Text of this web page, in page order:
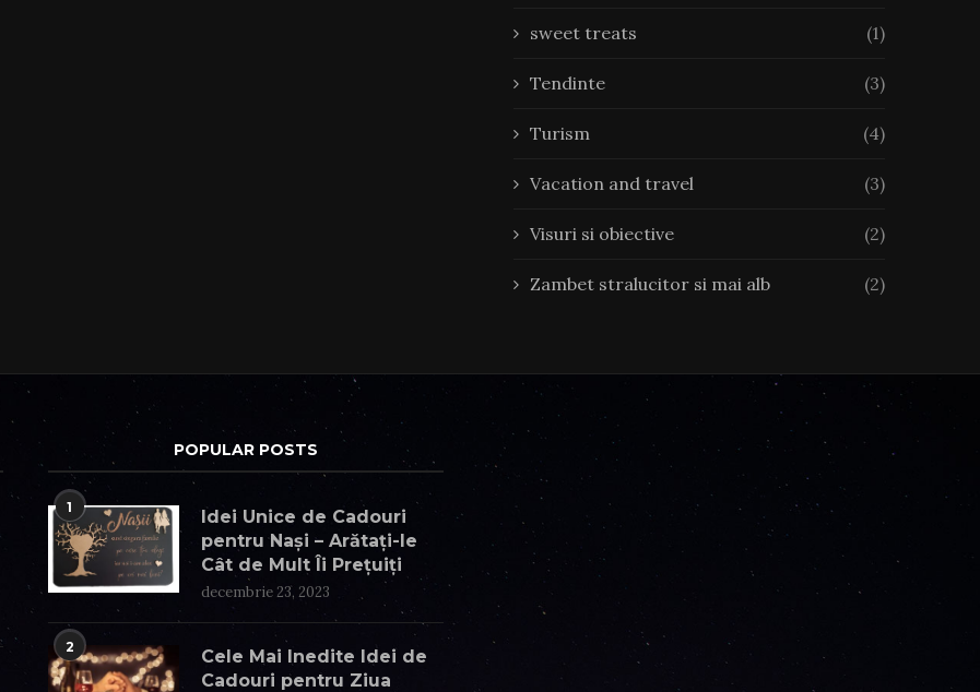
sweet treats (1)
Tendinte (3)
Turism (4)
Vacation and travel (3)
Visuri si obiective (2)
Zambet stralucitor si mai alb (2)
POPULAR POSTS
1
Idei Unice de Cadouri
pentru Nași – Arătați-le
Cât de Mult Îi Prețuiți
decembrie 23, 2023
2
Cele Mai Inedite Idei de
Cadouri pentru Ziua